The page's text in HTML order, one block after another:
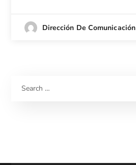
Dirección De Comunicación